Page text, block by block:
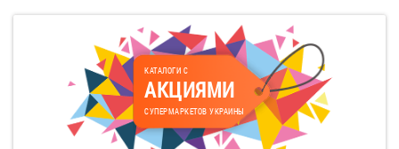
КАТАЛОГИ С
АКЦИЯМИ
СУПЕРМАРКЕТОВ УКРАИНЫ